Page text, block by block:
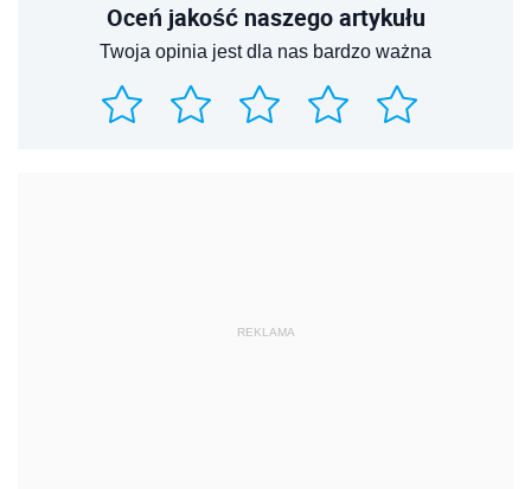
Oceń jakość naszego artykułu
Twoja opinia jest dla nas bardzo ważna
REKLAMA